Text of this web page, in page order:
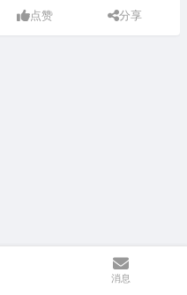
消息
点赞 分享